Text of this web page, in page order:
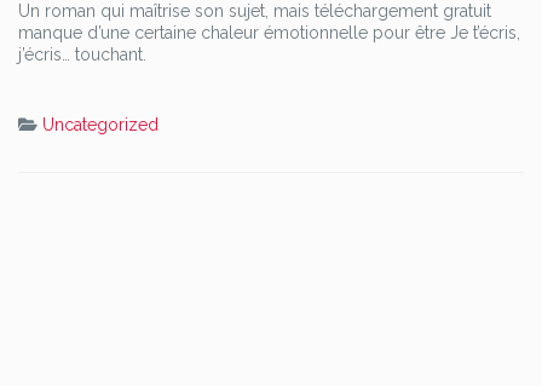
Un roman qui maîtrise son sujet, mais téléchargement gratuit
manque d’une certaine chaleur émotionnelle pour être Je t’écris,
j’écris… touchant.
Uncategorized